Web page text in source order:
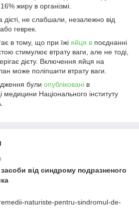
жиру в організмі.
дієті, не слабшали, незалежно від
геврек.
в тому, що при їжі яйця в поєднанні
стимулює втрату ваги, але не тоді,
дієту. Включення яйця на
може поліпшити втрату ваги.
були опубліковані в
медицини Національного інституту
засоби від синдрому подразненого
naturiste-pentru-sindromul-de-